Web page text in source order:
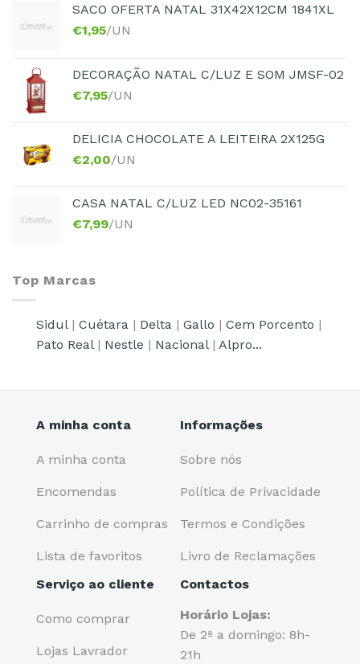
SACO OFERTA NATAL 31X42X12CM 1841XL
€1,95/UN
DECORAÇÃO NATAL C/LUZ E SOM JMSF-02
€7,95/UN
DELICIA CHOCOLATE A LEITEIRA 2X125G
€2,00/UN
CASA NATAL C/LUZ LED NC02-35161
€7,99/UN
Top Marcas
Sidul| Cuétara | Delta | Gallo | Cem Porcento |
Pato Real| Nestle | Nacional| Alpro...
A minha conta
A minha conta
Encomendas
Carrinho de compras
Lista de favoritos
Informações
Sobre nós
Política de Privacidade
Termos e Condições
Livro de Reclamações
Serviço ao cliente
Como comprar
Lojas Lavrador
Contactos
Horário Lojas:
De 2ª a domingo: 8h-
21h